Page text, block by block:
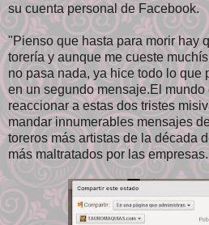
su cuenta personal de Facebook.
"Pienso que hasta para morir hay
torería y aunque me cueste
no pasa nada, ya hice todo lo
en un segundo mensaje.El
reaccionar a estas dos tristes
mandar innumerables mensajes
toreros más artistas de la década
más maltratados por las empresas.